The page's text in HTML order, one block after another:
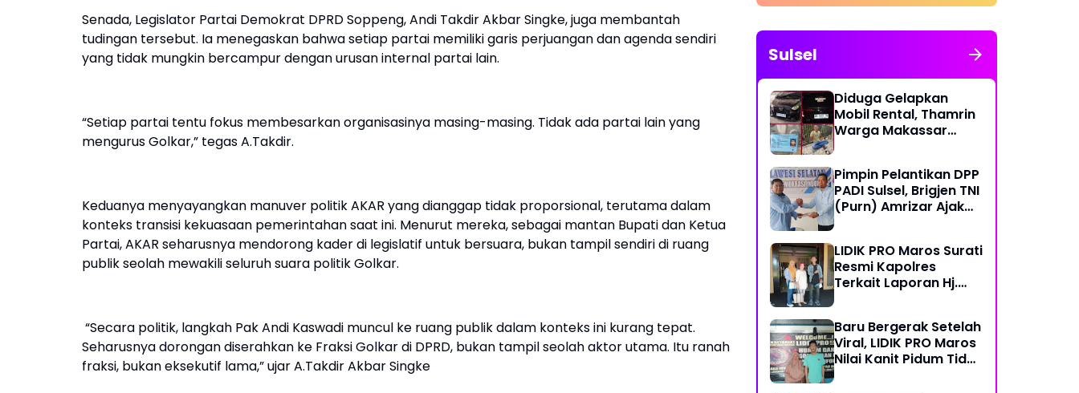
Senada, Legislator Partai Demokrat DPRD Soppeng, Andi Takdir Akbar Singke, juga membantah
tudingan tersebut. Ia menegaskan bahwa setiap partai memiliki garis perjuangan dan agenda sendiri
yang tidak mungkin bercampur dengan urusan internal partai lain.
“Setiap partai tentu fokus membesarkan organisasinya masing-masing. Tidak ada partai lain yang
mengurus Golkar,” tegas A.Takdir.
Keduanya menyayangkan manuver politik AKAR yang dianggap tidak proporsional, terutama dalam
konteks transisi kekuasaan pemerintahan saat ini. Menurut mereka, sebagai mantan Bupati dan Ketua
Partai, AKAR seharusnya mendorong kader di legislatif untuk bersuara, bukan tampil sendiri di ruang
publik seolah mewakili seluruh suara politik Golkar.
“Secara politik, langkah Pak Andi Kaswadi muncul ke ruang publik dalam konteks ini kurang tepat.
Seharusnya dorongan diserahkan ke Fraksi Golkar di DPRD, bukan tampil seolah aktor utama. Itu ranah
fraksi, bukan eksekutif lama,” ujar A.Takdir Akbar Singke
Sulsel
Diduga Gelapkan
Mobil Rental, Thamrin
Warga Makassar
Pimpin Pelantikan DPP
PADI Sulsel, Brigjen TNI
(Purn) Amrizar Ajak
Dengan Hati Bersih
LIDIK PRO Maros Surati
Resmi Kapolres
Terkait Laporan Hj.
Baru Bergerak Setelah
Viral, LIDIK PRO Maros
Nilai Kanit Pidum Tidak